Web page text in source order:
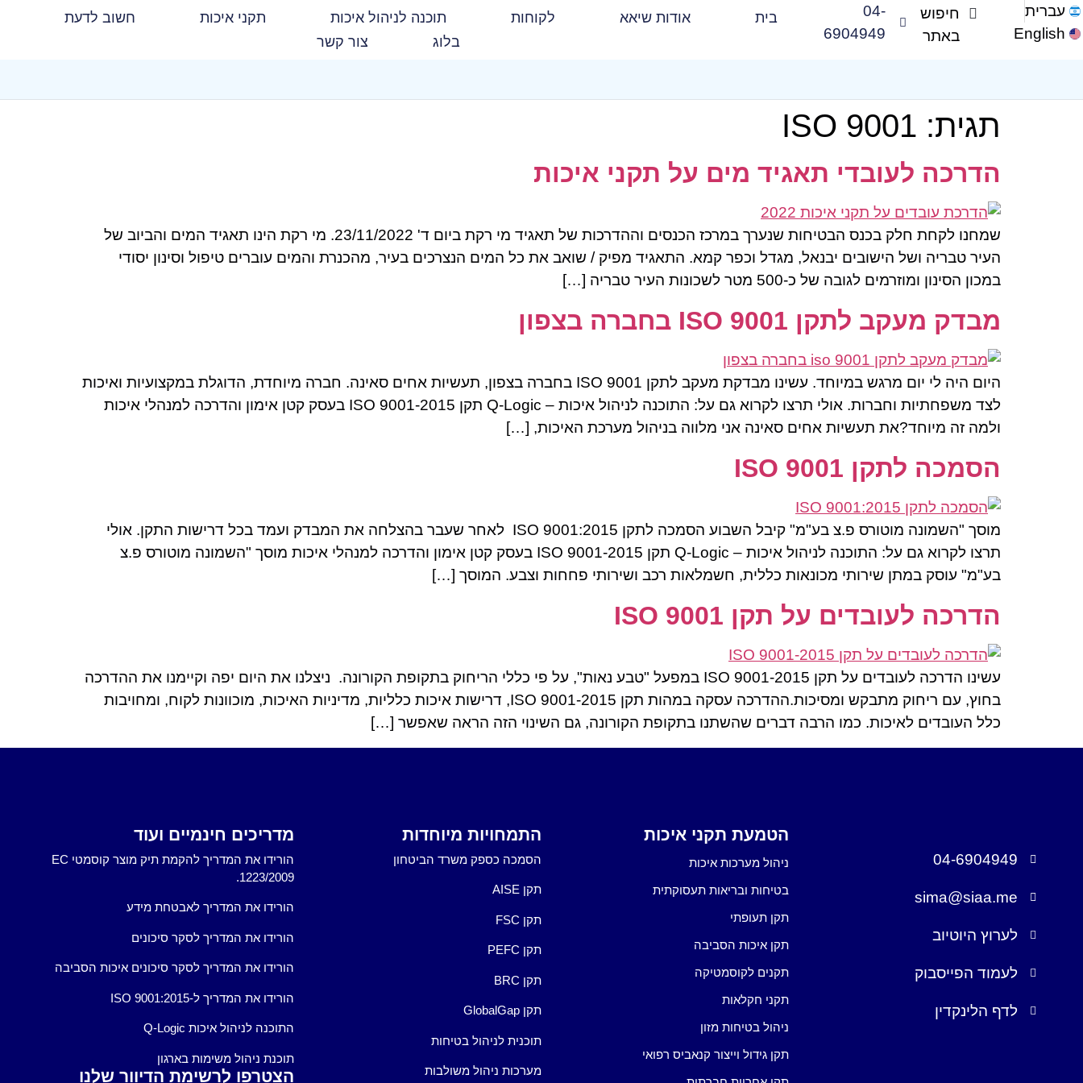
עברית
English
04-
6904949
בית אודות שיאא לקוחות תוכנה לניהול איכות תקני איכות
חשוב לדעת
בלוג
צור קשר
תגית: ISO 9001
הדרכה לעובדי תאגיד מים על תקני איכות
שמחנו לקחת חלק בכנס הבטיחות שנערך במרכז הכנסים וההדרכות של תאגיד מי רקת ביום ד' 23/11/2022. מי רקת הינו תאגיד המים והביוב של
העיר טבריה ושל הישובים יבנאל, מגדל וכפר קמא. התאגיד מפיק / שואב את כל המים הנצרכים בעיר, מהכנרת והמים עוברים טיפול וסינון יסודי
במכון הסינון ומוזרמים לגובה של כ-500 מטר לשכונות העיר טבריה […]
מבדק מעקב לתקן ISO 9001 בחברה בצפון
היום היה לי יום מרגש במיוחד. עשינו מבדקת מעקב לתקן ISO 9001 בחברה בצפון, תעשיות אחים סאינה. חברה מיוחדת, הדוגלת במקצועיות ואיכות
לצד משפחתיות וחברות. אולי תרצו לקרוא גם על: התוכנה לניהול איכות – Q-Logic תקן ISO 9001-2015 בעסק קטן אימון והדרכה למנהלי איכות
ולמה זה מיוחד?את תעשיות אחים סאינה אני מלווה בניהול מערכת האיכות, […]
הסמכה לתקן ISO 9001
מוסך "השמונה מוטורס פ.צ בע"מ" קיבל השבוע הסמכה לתקן ISO 9001:2015 לאחר שעבר בהצלחה את המבדק ועמד בכל דרישות התקן.​ אולי
תרצו לקרוא גם על: התוכנה לניהול איכות – Q-Logic תקן ISO 9001-2015 בעסק קטן אימון והדרכה למנהלי איכות מוסך "השמונה מוטורס פ.צ
בע"מ" עוסק במתן שירותי מכונאות כללית, חשמלאות רכב ושירותי פחחות וצבע. המוסך […]
הדרכה לעובדים על תקן ISO 9001
עשינו הדרכה לעובדים על תקן ISO 9001-2015 במפעל "טבע נאות", על פי כללי הריחוק בתקופת הקורונה. ניצלנו את היום יפה וקיימנו את ההדרכה
בחוץ, עם ריחוק מתבקש ומסיכות.ההדרכה עסקה במהות תקן 9001-2015 ISO, דרישות איכות כלליות, מדיניות האיכות, מוכוונות לקוח, ומחויבות
כלל העובדים לאיכות. כמו הרבה דברים שהשתנו בתקופת הקורונה, גם השינוי הזה הראה שאפשר […]
04-6904949
sima@siaa.me
לערוץ היוטיוב
לעמוד הפייסבוק
לדף הלינקדין
הטמעת תקני איכות
ניהול מערכות איכות
בטיחות ובריאות תעסוקתית
תקן תעופתי
תקן איכות הסביבה
תקנים לקוסמטיקה
תקני חקלאות
ניהול בטיחות מזון
תקן גידול וייצור קנאביס רפואי
התמחויות מיוחדות
הסמכה כספק משרד הביטחון
תקן AISE
תקן FSC
תקן PEFC
תקן BRC
תקן GlobalGap
תוכנית לניהול בטיחות
מערכות ניהול משולבות
מדריכים חינמיים ועוד
הורידו את המדריך להקמת תיק מוצר קוסמטי EC
1223/2009.
הורידו את המדריך לאבטחת מידע
הורידו את המדריך לסקר סיכונים
הורידו את המדריך לסקר סיכונים איכות הסביבה
הורידו את המדריך ל-ISO 9001:2015
התוכנה לניהול איכות Q-Logic
תוכנת ניהול משימות בארגון
הצטרפו לרשימת הדיוור שלנו